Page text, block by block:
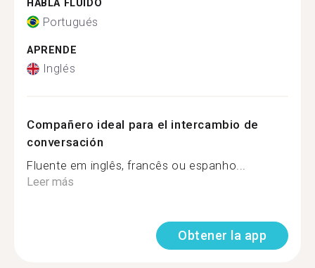
HABLA FLUIDO
Portugués
APRENDE
Inglés
Compañero ideal para el intercambio de
conversación
Fluente em inglês, francês ou espanho...
Leer más
Obtener la app